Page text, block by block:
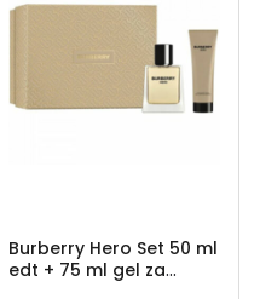
Burberry Hero Set 50 ml
edt + 75 ml gel za